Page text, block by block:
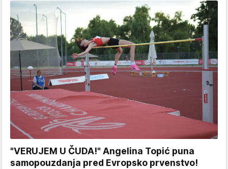
"VERUJEM U ČUDA!" Angelina Topić puna
samopouzdanja pred Evropsko prvenstvo!